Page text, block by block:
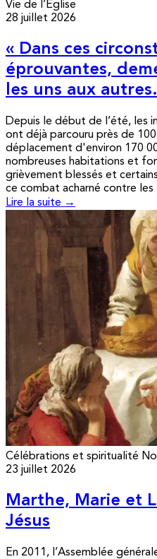
Vie de l’Église
28 juillet 2026
« Dans ces
éprouvantes,
les uns aux
Depuis le début de l’été, les
ont déjà parcouru près de
déplacement d'environ 170
nombreuses habitations et
grièvement blessés et
ce combat acharné contre les
Lire la suite →
Célébrations et spiritualité
23 juillet 2026
Marthe, Marie et
Jésus
En 2011, l’Assemblée